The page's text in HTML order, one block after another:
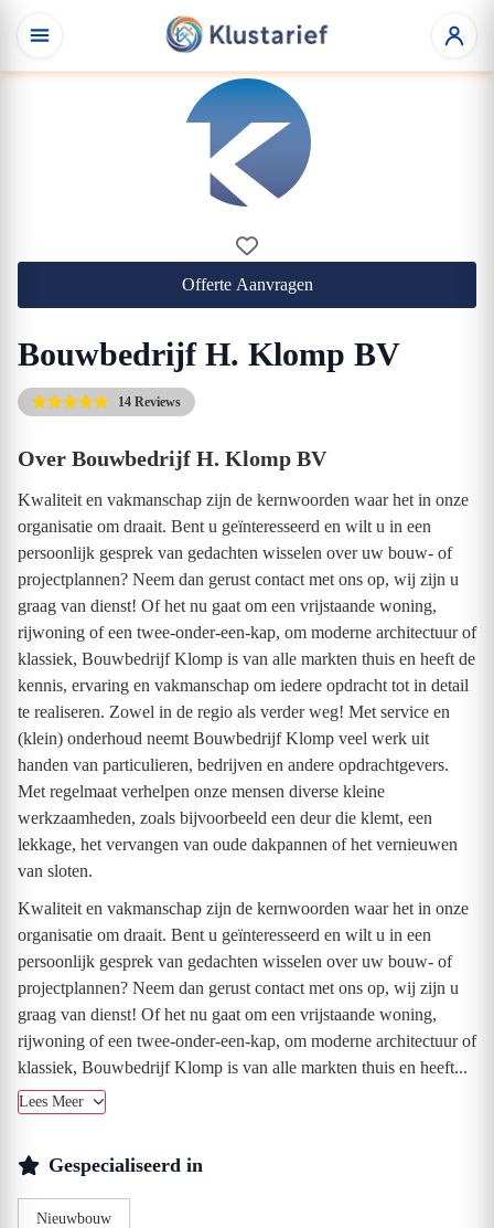
Offerte Aanvragen
Bouwbedrijf H. Klomp BV
14 Reviews
Over Bouwbedrijf H. Klomp BV
Kwaliteit en vakmanschap zijn de kernwoorden waar het in onze
organisatie om draait. Bent u geïnteresseerd en wilt u in een
persoonlijk gesprek van gedachten wisselen over uw bouw- of
projectplannen? Neem dan gerust contact met ons op, wij zijn u
graag van dienst! Of het nu gaat om een vrijstaande woning,
rijwoning of een twee-onder-een-kap, om moderne architectuur of
klassiek, Bouwbedrijf Klomp is van alle markten thuis en heeft de
kennis, ervaring en vakmanschap om iedere opdracht tot in detail
te realiseren. Zowel in de regio als verder weg! Met service en
(klein) onderhoud neemt Bouwbedrijf Klomp veel werk uit
handen van particulieren, bedrijven en andere opdrachtgevers.
Met regelmaat verhelpen onze mensen diverse kleine
werkzaamheden, zoals bijvoorbeeld een deur die klemt, een
lekkage, het vervangen van oude dakpannen of het vernieuwen
van sloten.
Kwaliteit en vakmanschap zijn de kernwoorden waar het in onze
organisatie om draait. Bent u geïnteresseerd en wilt u in een
persoonlijk gesprek van gedachten wisselen over uw bouw- of
projectplannen? Neem dan gerust contact met ons op, wij zijn u
graag van dienst! Of het nu gaat om een vrijstaande woning,
rijwoning of een twee-onder-een-kap, om moderne architectuur of
klassiek, Bouwbedrijf Klomp is van alle markten thuis en heeft...
Lees Meer
Gespecialiseerd in
Nieuwbouw